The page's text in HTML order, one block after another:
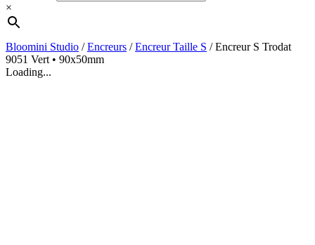
×
Bloomini Studio /Encreurs /Encreur Taille S /Encreur S Trodat
9051 Vert • 90x50mm
Loading...